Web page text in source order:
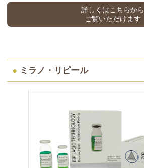
詳しくはこちらから
ご覧いただけます
● ミラノ・リピール